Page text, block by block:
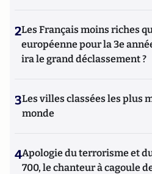
2Les Français moins riches
européenne pour la 3e
ira le grand déclassement ?
3Les villes classées les plus
monde
4Apologie du terrorisme et
700, le chanteur à cagoule